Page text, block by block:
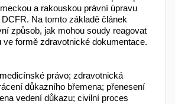
a rakouskou právní úpravu
Na tomto základě článek
způsob, jak mohou soudy reagovat
ve formě zdravotnické dokumentace.
právo; zdravotnická
důkazního břemena; přenesení
vedení důkazu; civilní proces